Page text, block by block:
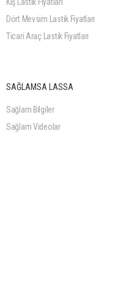
Dört Mevsim Lastik Fiyatları
Ticari Araç Lastik Fiyatları
SAĞLAMSA LASSA
Sağlam Bilgiler
Sağlam Videolar